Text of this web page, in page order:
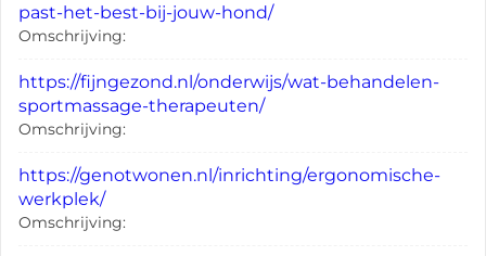
past-het-best-bij-jouw-hond/
Omschrijving:
https://fijngezond.nl/onderwijs/wat-behandelen-
sportmassage-therapeuten/
Omschrijving:
https://genotwonen.nl/inrichting/ergonomische-
werkplek/
Omschrijving: